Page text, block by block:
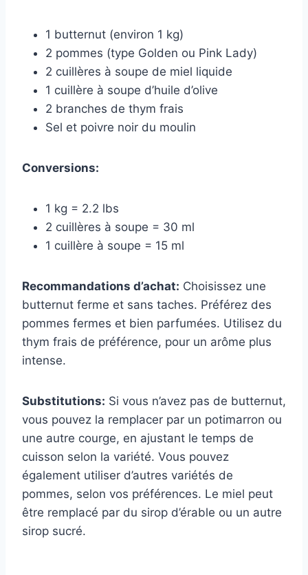
1 butternut (environ 1 kg)
2 pommes (type Golden ou Pink Lady)
2 cuillères à soupe de miel liquide
1 cuillère à soupe d’huile d’olive
2 branches de thym frais
Sel et poivre noir du moulin
Conversions:
1 kg = 2.2 lbs
2 cuillères à soupe = 30 ml
1 cuillère à soupe = 15 ml
Recommandations d’achat: Choisissez une
butternut ferme et sans taches. Préférez des
pommes fermes et bien parfumées. Utilisez du
thym frais de préférence, pour un arôme plus
intense.
Substitutions: Si vous n’avez pas de butternut,
vous pouvez la remplacer par un potimarron ou
une autre courge, en ajustant le temps de
cuisson selon la variété. Vous pouvez
également utiliser d’autres variétés de
pommes, selon vos préférences. Le miel peut
être remplacé par du sirop d’érable ou un autre
sirop sucré.